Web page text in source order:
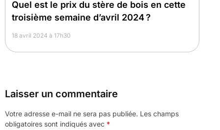
Quel est le prix du stère de bois en cette
troisième semaine d’avril 2024 ?
18 avril 2024 à 17h30
Laisser un commentaire
Votre adresse e-mail ne sera pas publiée. Les champs
obligatoires sont indiqués avec *